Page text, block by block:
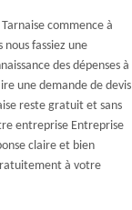
commence à
fassiez une
des dépenses à
une demande de devis
reste gratuit et sans
entreprise Entreprise
claire et bien
à votre